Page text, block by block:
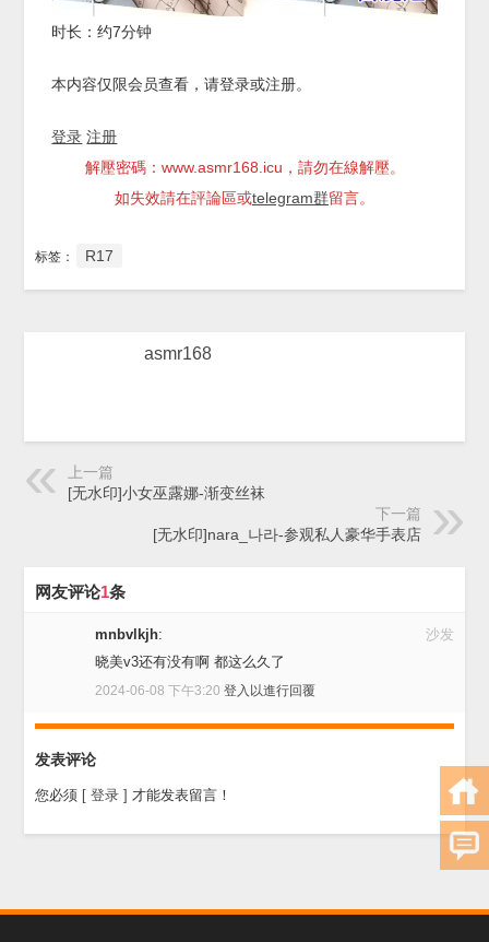
时长：约7分钟
本内容仅限会员查看，请登录或注册。
登录 注册
解壓密碼：www.asmr168.icu，請勿在線解壓。
如失效請在評論區或telegram群留言。
标签： R17
asmr168
上一篇
[无水印]小女巫露娜-渐变丝袜
下一篇
[无水印]nara_나라-参观私人豪华手表店
网友评论1条
沙发
mnbvlkjh:
晓美v3还有没有啊 都这么久了
2024-06-08 下午3:20登入以進行回覆
发表评论
您必须 [ 登录 ] 才能发表留言！